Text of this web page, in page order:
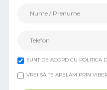
SUNT DE ACORD CU POLITICA
VREI SĂ TE APELĂM PRIN